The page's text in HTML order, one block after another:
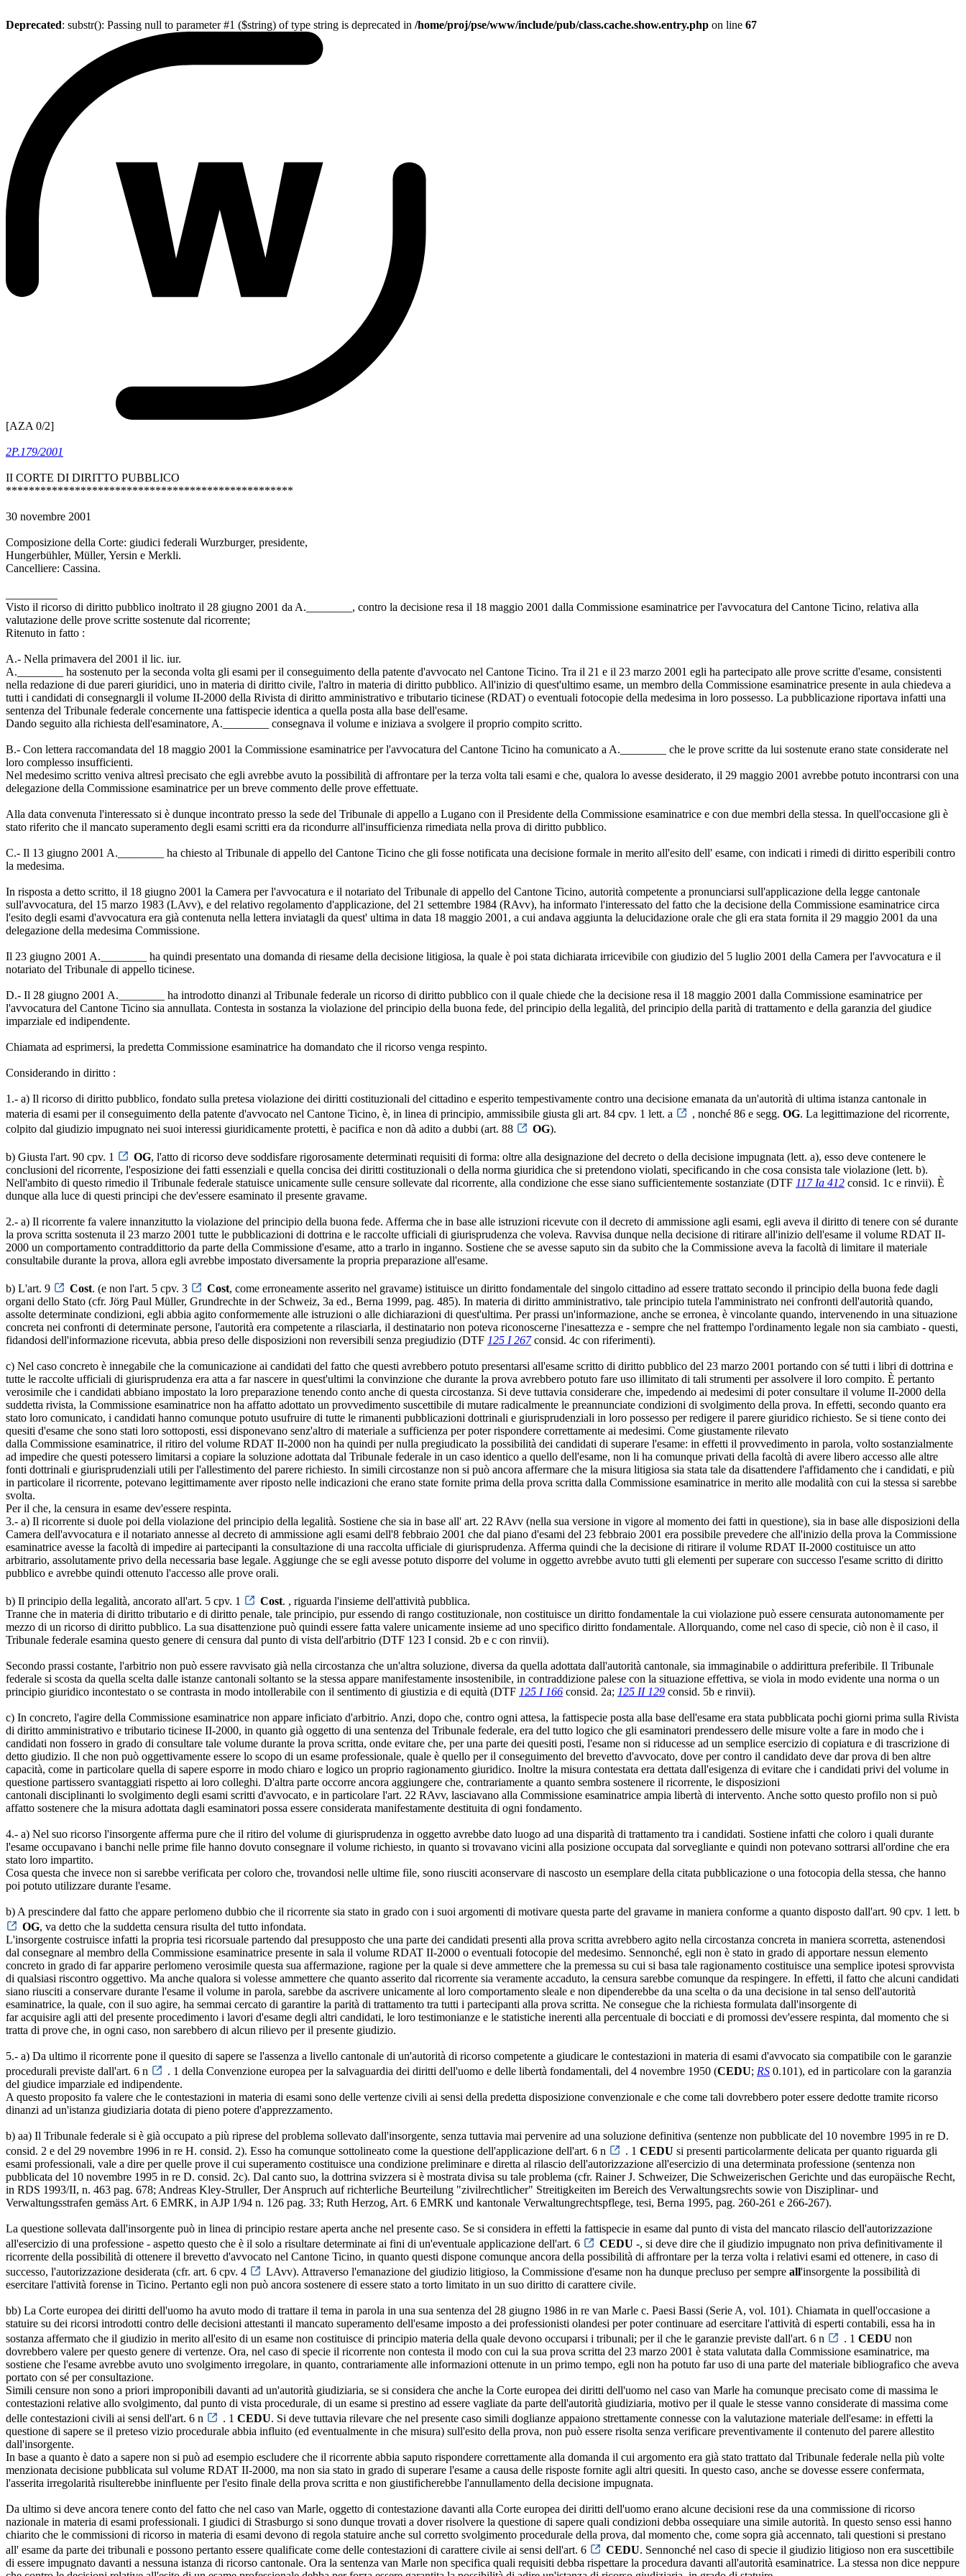
Deprecated: substr(): Passing null to parameter #1 ($string) of type string is deprecated in /home/proj/pse/www/include/pub/class.cache.show.entry.php on line 67
[AZA 0/2]
2P.179/2001
II CORTE DI DIRITTO PUBBLICO
**************************************************
30 novembre 2001
Composizione della Corte: giudici federali Wurzburger, presidente,
Hungerbühler, Müller, Yersin e Merkli.
Cancelliere: Cassina.
Visto il ricorso di diritto pubblico inoltrato il 28 giugno 2001 da A.________, contro la decisione resa il 18 maggio 2001 dalla Commissione esaminatrice per l'avvocatura del Cantone Ticino, relativa alla
valutazione delle prove scritte sostenute dal ricorrente;
Ritenuto in fatto :
A.- Nella primavera del 2001 il lic. iur.
A.________ ha sostenuto per la seconda volta gli esami per il conseguimento della patente d'avvocato nel Cantone Ticino. Tra il 21 e il 23 marzo 2001 egli ha partecipato alle prove scritte d'esame, consistenti
nella redazione di due pareri giuridici, uno in materia di diritto civile, l'altro in materia di diritto pubblico. All'inizio di quest'ultimo esame, un membro della Commissione esaminatrice presente in aula chiedeva a
tutti i candidati di consegnargli il volume II-2000 della Rivista di diritto amministrativo e tributario ticinese (RDAT) o eventuali fotocopie della medesima in loro possesso. La pubblicazione riportava infatti una
sentenza del Tribunale federale concernente una fattispecie identica a quella posta alla base dell'esame.
Dando seguito alla richiesta dell'esaminatore, A.________ consegnava il volume e iniziava a svolgere il proprio compito scritto.
B.- Con lettera raccomandata del 18 maggio 2001 la Commissione esaminatrice per l'avvocatura del Cantone Ticino ha comunicato a A.________ che le prove scritte da lui sostenute erano state considerate nel
loro complesso insufficienti.
Nel medesimo scritto veniva altresì precisato che egli avrebbe avuto la possibilità di affrontare per la terza volta tali esami e che, qualora lo avesse desiderato, il 29 maggio 2001 avrebbe potuto incontrarsi con una
delegazione della Commissione esaminatrice per un breve commento delle prove effettuate.
Alla data convenuta l'interessato si è dunque incontrato presso la sede del Tribunale di appello a Lugano con il Presidente della Commissione esaminatrice e con due membri della stessa. In quell'occasione gli è
stato riferito che il mancato superamento degli esami scritti era da ricondurre all'insufficienza rimediata nella prova di diritto pubblico.
C.- Il 13 giugno 2001 A.________ ha chiesto al Tribunale di appello del Cantone Ticino che gli fosse notificata una decisione formale in merito all'esito dell' esame, con indicati i rimedi di diritto esperibili contro
la medesima.
In risposta a detto scritto, il 18 giugno 2001 la Camera per l'avvocatura e il notariato del Tribunale di appello del Cantone Ticino, autorità competente a pronunciarsi sull'applicazione della legge cantonale
sull'avvocatura, del 15 marzo 1983 (LAvv), e del relativo regolamento d'applicazione, del 21 settembre 1984 (RAvv), ha informato l'interessato del fatto che la decisione della Commissione esaminatrice circa
l'esito degli esami d'avvocatura era già contenuta nella lettera inviatagli da quest' ultima in data 18 maggio 2001, a cui andava aggiunta la delucidazione orale che gli era stata fornita il 29 maggio 2001 da una
delegazione della medesima Commissione.
Il 23 giugno 2001 A.________ ha quindi presentato una domanda di riesame della decisione litigiosa, la quale è poi stata dichiarata irricevibile con giudizio del 5 luglio 2001 della Camera per l'avvocatura e il
notariato del Tribunale di appello ticinese.
D.- Il 28 giugno 2001 A.________ ha introdotto dinanzi al Tribunale federale un ricorso di diritto pubblico con il quale chiede che la decisione resa il 18 maggio 2001 dalla Commissione esaminatrice per
l'avvocatura del Cantone Ticino sia annullata. Contesta in sostanza la violazione del principio della buona fede, del principio della legalità, del principio della parità di trattamento e della garanzia del giudice
imparziale ed indipendente.
Chiamata ad esprimersi, la predetta Commissione esaminatrice ha domandato che il ricorso venga respinto.
Considerando in diritto :
1.- a) Il ricorso di diritto pubblico, fondato sulla pretesa violazione dei diritti costituzionali del cittadino e esperito tempestivamente contro una decisione emanata da un'autorità di ultima istanza cantonale in
materia di esami per il conseguimento della patente d'avvocato nel Cantone Ticino, è, in linea di principio, ammissibile giusta gli art. 84 cpv. 1 lett. a
, nonché 86 e segg. OG. La legittimazione del ricorrente,
colpito dal giudizio impugnato nei suoi interessi giuridicamente protetti, è pacifica e non dà adito a dubbi (art. 88
OG).
b) Giusta l'art. 90 cpv. 1 OG, l'atto di ricorso deve soddisfare rigorosamente determinati requisiti di forma: oltre alla designazione del decreto o della decisione impugnata (lett. a), esso deve contenere le
conclusioni del ricorrente, l'esposizione dei fatti essenziali e quella concisa dei diritti costituzionali o della norma giuridica che si pretendono violati, specificando in che cosa consista tale violazione (lett. b).
Nell'ambito di questo rimedio il Tribunale federale statuisce unicamente sulle censure sollevate dal ricorrente, alla condizione che esse siano sufficientemente sostanziate (DTF 117 Ia 412 consid. 1c e rinvii). È
dunque alla luce di questi principi che dev'essere esaminato il presente gravame.
2.- a) Il ricorrente fa valere innanzitutto la violazione del principio della buona fede. Afferma che in base alle istruzioni ricevute con il decreto di ammissione agli esami, egli aveva il diritto di tenere con sé durante
la prova scritta sostenuta il 23 marzo 2001 tutte le pubblicazioni di dottrina e le raccolte ufficiali di giurisprudenza che voleva. Ravvisa dunque nella decisione di ritirare all'inizio dell'esame il volume RDAT II-
2000 un comportamento contraddittorio da parte della Commissione d'esame, atto a trarlo in inganno. Sostiene che se avesse saputo sin da subito che la Commissione aveva la facoltà di limitare il materiale
consultabile durante la prova, allora egli avrebbe impostato diversamente la propria preparazione all'esame.
b) L'art. 9 Cost. (e non l'art. 5 cpv. 3 Cost, come erroneamente asserito nel gravame) istituisce un diritto fondamentale del singolo cittadino ad essere trattato secondo il principio della buona fede dagli
organi dello Stato (cfr. Jörg Paul Müller, Grundrechte in der Schweiz, 3a ed., Berna 1999, pag. 485). In materia di diritto amministrativo, tale principio tutela l'amministrato nei confronti dell'autorità quando,
assolte determinate condizioni, egli abbia agito conformemente alle istruzioni o alle dichiarazioni di quest'ultima. Per prassi un'informazione, anche se erronea, è vincolante quando, intervenendo in una situazione
concreta nei confronti di determinate persone, l'autorità era competente a rilasciarla, il destinatario non poteva riconoscerne l'inesattezza e - sempre che nel frattempo l'ordinamento legale non sia cambiato - questi,
fidandosi dell'informazione ricevuta, abbia preso delle disposizioni non reversibili senza pregiudizio (DTF 125 I 267consid. 4c con riferimenti).
c) Nel caso concreto è innegabile che la comunicazione ai candidati del fatto che questi avrebbero potuto presentarsi all'esame scritto di diritto pubblico del 23 marzo 2001 portando con sé tutti i libri di dottrina e
tutte le raccolte ufficiali di giurisprudenza era atta a far nascere in quest'ultimi la convinzione che durante la prova avrebbero potuto fare uso illimitato di tali strumenti per assolvere il loro compito. È pertanto
verosimile che i candidati abbiano impostato la loro preparazione tenendo conto anche di questa circostanza. Si deve tuttavia considerare che, impedendo ai medesimi di poter consultare il volume II-2000 della
suddetta rivista, la Commissione esaminatrice non ha affatto adottato un provvedimento suscettibile di mutare radicalmente le preannunciate condizioni di svolgimento della prova. In effetti, secondo quanto era
stato loro comunicato, i candidati hanno comunque potuto usufruire di tutte le rimanenti pubblicazioni dottrinali e giurisprudenziali in loro possesso per redigere il parere giuridico richiesto. Se si tiene conto dei
quesiti d'esame che sono stati loro sottoposti, essi disponevano senz'altro di materiale a sufficienza per poter rispondere correttamente ai medesimi. Come giustamente rilevato
dalla Commissione esaminatrice, il ritiro del volume RDAT II-2000 non ha quindi per nulla pregiudicato la possibilità dei candidati di superare l'esame: in effetti il provvedimento in parola, volto sostanzialmente
ad impedire che questi potessero limitarsi a copiare la soluzione adottata dal Tribunale federale in un caso identico a quello dell'esame, non li ha comunque privati della facoltà di avere libero accesso alle altre
fonti dottrinali e giurisprudenziali utili per l'allestimento del parere richiesto. In simili circostanze non si può ancora affermare che la misura litigiosa sia stata tale da disattendere l'affidamento che i candidati, e più
in particolare il ricorrente, potevano legittimamente aver riposto nelle indicazioni che erano state fornite prima della prova scritta dalla Commissione esaminatrice in merito alle modalità con cui la stessa si sarebbe
svolta.
Per il che, la censura in esame dev'essere respinta.
3.- a) Il ricorrente si duole poi della violazione del principio della legalità. Sostiene che sia in base all' art. 22 RAvv (nella sua versione in vigore al momento dei fatti in questione), sia in base alle disposizioni della
Camera dell'avvocatura e il notariato annesse al decreto di ammissione agli esami dell'8 febbraio 2001 che dal piano d'esami del 23 febbraio 2001 era possibile prevedere che all'inizio della prova la Commissione
esaminatrice avesse la facoltà di impedire ai partecipanti la consultazione di una raccolta ufficiale di giurisprudenza. Afferma quindi che la decisione di ritirare il volume RDAT II-2000 costituisce un atto
arbitrario, assolutamente privo della necessaria base legale. Aggiunge che se egli avesse potuto disporre del volume in oggetto avrebbe avuto tutti gli elementi per superare con successo l'esame scritto di diritto
pubblico e avrebbe quindi ottenuto l'accesso alle prove orali.
b) Il principio della legalità, ancorato all'art. 5 cpv. 1 Cost. , riguarda l'insieme dell'attività pubblica.
Tranne che in materia di diritto tributario e di diritto penale, tale principio, pur essendo di rango costituzionale, non costituisce un diritto fondamentale la cui violazione può essere censurata autonomamente per
mezzo di un ricorso di diritto pubblico. La sua disattenzione può quindi essere fatta valere unicamente insieme ad uno specifico diritto fondamentale. Allorquando, come nel caso di specie, ciò non è il caso, il
Tribunale federale esamina questo genere di censura dal punto di vista dell'arbitrio (DTF 123 I consid. 2b e c con rinvii).
Secondo prassi costante, l'arbitrio non può essere ravvisato già nella circostanza che un'altra soluzione, diversa da quella adottata dall'autorità cantonale, sia immaginabile o addirittura preferibile. Il Tribunale
federale si scosta da quella scelta dalle istanze cantonali soltanto se la stessa appare manifestamente insostenibile, in contraddizione palese con la situazione effettiva, se viola in modo evidente una norma o un
principio giuridico incontestato o se contrasta in modo intollerabile con il sentimento di giustizia e di equità (DTF 125 I 166 consid. 2a; 125 II 129 consid. 5b e rinvii).
c) In concreto, l'agire della Commissione esaminatrice non appare inficiato d'arbitrio. Anzi, dopo che, contro ogni attesa, la fattispecie posta alla base dell'esame era stata pubblicata pochi giorni prima sulla Rivista
di diritto amministrativo e tributario ticinese II-2000, in quanto già oggetto di una sentenza del Tribunale federale, era del tutto logico che gli esaminatori prendessero delle misure volte a fare in modo che i
candidati non fossero in grado di consultare tale volume durante la prova scritta, onde evitare che, per una parte dei quesiti posti, l'esame non si riducesse ad un semplice esercizio di copiatura e di trascrizione di
detto giudizio. Il che non può oggettivamente essere lo scopo di un esame professionale, quale è quello per il conseguimento del brevetto d'avvocato, dove per contro il candidato deve dar prova di ben altre
capacità, come in particolare quella di sapere esporre in modo chiaro e logico un proprio ragionamento giuridico. Inoltre la misura contestata era dettata dall'esigenza di evitare che i candidati privi del volume in
questione partissero svantaggiati rispetto ai loro colleghi. D'altra parte occorre ancora aggiungere che, contrariamente a quanto sembra sostenere il ricorrente, le disposizioni
cantonali disciplinanti lo svolgimento degli esami scritti d'avvocato, e in particolare l'art. 22 RAvv, lasciavano alla Commissione esaminatrice ampia libertà di intervento. Anche sotto questo profilo non si può
affatto sostenere che la misura adottata dagli esaminatori possa essere considerata manifestamente destituita di ogni fondamento.
4.- a) Nel suo ricorso l'insorgente afferma pure che il ritiro del volume di giurisprudenza in oggetto avrebbe dato luogo ad una disparità di trattamento tra i candidati. Sostiene infatti che coloro i quali durante
l'esame occupavano i banchi nelle prime file hanno dovuto consegnare il volume richiesto, in quanto si trovavano vicini alla posizione occupata dal sorvegliante e quindi non potevano sottrarsi all'ordine che era
stato loro impartito.
Cosa questa che invece non si sarebbe verificata per coloro che, trovandosi nelle ultime file, sono riusciti aconservare di nascosto un esemplare della citata pubblicazione o una fotocopia della stessa, che hanno
poi potuto utilizzare durante l'esame.
b) A prescindere dal fatto che appare perlomeno dubbio che il ricorrente sia stato in grado con i suoi argomenti di motivare questa parte del gravame in maniera conforme a quanto disposto dall'art. 90 cpv. 1 lett. b
OG, va detto che la suddetta censura risulta del tutto infondata.
L'insorgente costruisce infatti la propria tesi ricorsuale partendo dal presupposto che una parte dei candidati presenti alla prova scritta avrebbero agito nella circostanza concreta in maniera scorretta, astenendosi
dal consegnare al membro della Commissione esaminatrice presente in sala il volume RDAT II-2000 o eventuali fotocopie del medesimo. Sennonché, egli non è stato in grado di apportare nessun elemento
concreto in grado di far apparire perlomeno verosimile questa sua affermazione, ragione per la quale si deve ammettere che la premessa su cui si basa tale ragionamento costituisce una semplice ipotesi sprovvista
di qualsiasi riscontro oggettivo. Ma anche qualora si volesse ammettere che quanto asserito dal ricorrente sia veramente accaduto, la censura sarebbe comunque da respingere. In effetti, il fatto che alcuni candidati
siano riusciti a conservare durante l'esame il volume in parola, sarebbe da ascrivere unicamente al loro comportamento sleale e non dipenderebbe da una scelta o da una decisione in tal senso dell'autorità
esaminatrice, la quale, con il suo agire, ha semmai cercato di garantire la parità di trattamento tra tutti i partecipanti alla prova scritta. Ne consegue che la richiesta formulata dall'insorgente di
far acquisire agli atti del presente procedimento i lavori d'esame degli altri candidati, le loro testimonianze e le statistiche inerenti alla percentuale di bocciati e di promossi dev'essere respinta, dal momento che si
tratta di prove che, in ogni caso, non sarebbero di alcun rilievo per il presente giudizio.
5.- a) Da ultimo il ricorrente pone il quesito di sapere se l'assenza a livello cantonale di un'autorità di ricorso competente a giudicare le contestazioni in materia di esami d'avvocato sia compatibile con le garanzie
procedurali previste dall'art. 6 n
. 1 della Convenzione europea per la salvaguardia dei diritti dell'uomo e delle libertà fondamentali, del 4 novembre 1950 (CEDU; RS 0.101), ed in particolare con la garanzia
del giudice imparziale ed indipendente.
A questo proposito fa valere che le contestazioni in materia di esami sono delle vertenze civili ai sensi della predetta disposizione convenzionale e che come tali dovrebbero poter essere dedotte tramite ricorso
dinanzi ad un'istanza giudiziaria dotata di pieno potere d'apprezzamento.
b) aa) Il Tribunale federale si è già occupato a più riprese del problema sollevato dall'insorgente, senza tuttavia mai pervenire ad una soluzione definitiva (sentenze non pubblicate del 10 novembre 1995 in re D.
consid. 2 e del 29 novembre 1996 in re H. consid. 2). Esso ha comunque sottolineato come la questione dell'applicazione dell'art. 6 n
. 1 CEDU si presenti particolarmente delicata per quanto riguarda gli
esami professionali, vale a dire per quelle prove il cui superamento costituisce una condizione preliminare e diretta al rilascio dell'autorizzazione all'esercizio di una determinata professione (sentenza non
pubblicata del 10 novembre 1995 in re D. consid. 2c). Dal canto suo, la dottrina svizzera si è mostrata divisa su tale problema (cfr. Rainer J. Schweizer, Die Schweizerischen Gerichte und das europäische Recht,
in RDS 1993/II, n. 463 pag. 678; Andreas Kley-Struller, Der Anspruch auf richterliche Beurteilung "zivilrechtlicher" Streitigkeiten im Bereich des Verwaltungsrechts sowie von Disziplinar- und
Verwaltungsstrafen gemäss Art. 6 EMRK, in AJP 1/94 n. 126 pag. 33; Ruth Herzog, Art. 6 EMRK und kantonale Verwaltungrechtspflege, tesi, Berna 1995, pag. 260-261 e 266-267).
La questione sollevata dall'insorgente può in linea di principio restare aperta anche nel presente caso. Se si considera in effetti la fattispecie in esame dal punto di vista del mancato rilascio dell'autorizzazione
all'esercizio di una professione - aspetto questo che è il solo a risultare determinate ai fini di un'eventuale applicazione dell'art. 6
CEDU -, si deve dire che il giudizio impugnato non priva definitivamente il
ricorrente della possibilità di ottenere il brevetto d'avvocato nel Cantone Ticino, in quanto questi dispone comunque ancora della possibilità di affrontare per la terza volta i relativi esami ed ottenere, in caso di
successo, l'autorizzazione desiderata (cfr. art. 6 cpv. 4
LAvv). Attraverso l'emanazione del giudizio litigioso, la Commissione d'esame non ha dunque precluso per sempre all'insorgente la possibilità di
esercitare l'attività forense in Ticino. Pertanto egli non può ancora sostenere di essere stato a torto limitato in un suo diritto di carattere civile.
bb) La Corte europea dei diritti dell'uomo ha avuto modo di trattare il tema in parola in una sua sentenza del 28 giugno 1986 in re van Marle c. Paesi Bassi (Serie A, vol. 101). Chiamata in quell'occasione a
statuire su dei ricorsi introdotti contro delle decisioni attestanti il mancato superamento dell'esame imposto a dei professionisti olandesi per poter continuare ad esercitare l'attività di esperti contabili, essa ha in
sostanza affermato che il giudizio in merito all'esito di un esame non costituisce di principio materia della quale devono occuparsi i tribunali; per il che le garanzie previste dall'art. 6 n
. 1 CEDU non
dovrebbero valere per questo genere di vertenze. Ora, nel caso di specie il ricorrente non contesta il modo con cui la sua prova scritta del 23 marzo 2001 è stata valutata dalla Commissione esaminatrice, ma
sostiene che l'esame avrebbe avuto uno svolgimento irregolare, in quanto, contrariamente alle informazioni ottenute in un primo tempo, egli non ha potuto far uso di una parte del materiale bibliografico che aveva
portato con sé per consultazione.
Simili censure non sono a priori improponibili davanti ad un'autorità giudiziaria, se si considera che anche la Corte europea dei diritti dell'uomo nel caso van Marle ha comunque precisato come di massima le
contestazioni relative allo svolgimento, dal punto di vista procedurale, di un esame si prestino ad essere vagliate da parte dell'autorità giudiziaria, motivo per il quale le stesse vanno considerate di massima come
delle contestazioni civili ai sensi dell'art. 6 n
. 1 CEDU. Si deve tuttavia rilevare che nel presente caso simili doglianze appaiono strettamente connesse con la valutazione materiale dell'esame: in effetti la
questione di sapere se il preteso vizio procedurale abbia influito (ed eventualmente in che misura) sull'esito della prova, non può essere risolta senza verificare preventivamente il contenuto del parere allestito
dall'insorgente.
In base a quanto è dato a sapere non si può ad esempio escludere che il ricorrente abbia saputo rispondere correttamente alla domanda il cui argomento era già stato trattato dal Tribunale federale nella più volte
menzionata decisione pubblicata sul volume RDAT II-2000, ma non sia stato in grado di superare l'esame a causa delle risposte fornite agli altri quesiti. In questo caso, anche se dovesse essere confermata,
l'asserita irregolarità risulterebbe ininfluente per l'esito finale della prova scritta e non giustificherebbe l'annullamento della decisione impugnata.
Da ultimo si deve ancora tenere conto del fatto che nel caso van Marle, oggetto di contestazione davanti alla Corte europea dei diritti dell'uomo erano alcune decisioni rese da una commissione di ricorso
nazionale in materia di esami professionali. I giudici di Strasburgo si sono dunque trovati a dover risolvere la questione di sapere quali condizioni debba ossequiare una simile autorità. In questo senso essi hanno
chiarito che le commissioni di ricorso in materia di esami devono di regola statuire anche sul corretto svolgimento procedurale della prova, dal momento che, come sopra già accennato, tali questioni si prestano
all' esame da parte dei tribunali e possono pertanto essere qualificate come delle contestazioni di carattere civile ai sensi dell'art. 6
CEDU. Sennonché nel caso di specie il giudizio litigioso non era suscettibile
di essere impugnato davanti a nessuna istanza di ricorso cantonale. Ora la sentenza van Marle non specifica quali requisiti debba rispettare la procedura davanti all'autorità esaminatrice. La stessa non dice neppure